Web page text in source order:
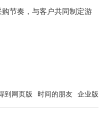
节奏，与客户共同制定游
到网页版 时间的朋友 企业版